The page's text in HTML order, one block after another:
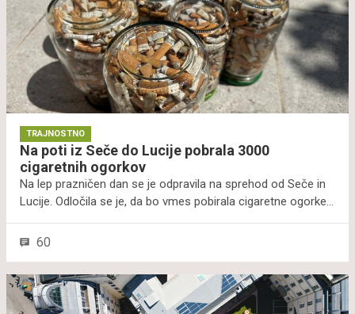
TRAJNOSTNO
Na poti iz Seče do Lucije pobrala 3000
cigaretnih ogorkov
Na lep prazničen dan se je odpravila na sprehod od Seče in
Lucije. Odločila se je, da bo vmes pobirala cigaretne ogorke.
ogorkov. Njena objava je sprožila številne odzive, sama pa
razumejo, da ogorek, vržen v meteorni jašek, konča v morju
ali reki, in da je filter plastika, ki sprošča strupene snovi. V
morju se iz njih začnejo v okolje sproščati številne strupene
60